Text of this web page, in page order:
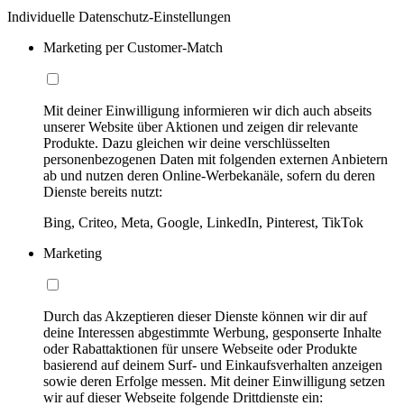
Individuelle Datenschutz-Einstellungen
Marketing per Customer-Match
Mit deiner Einwilligung informieren wir dich auch abseits
unserer Website über Aktionen und zeigen dir relevante
Produkte. Dazu gleichen wir deine verschlüsselten
personenbezogenen Daten mit folgenden externen Anbietern
ab und nutzen deren Online-Werbekanäle, sofern du deren
Dienste bereits nutzt:
Bing, Criteo, Meta, Google, LinkedIn, Pinterest, TikTok
Marketing
Durch das Akzeptieren dieser Dienste können wir dir auf
deine Interessen abgestimmte Werbung, gesponserte Inhalte
oder Rabattaktionen für unsere Webseite oder Produkte
basierend auf deinem Surf- und Einkaufsverhalten anzeigen
sowie deren Erfolge messen. Mit deiner Einwilligung setzen
wir auf dieser Webseite folgende Drittdienste ein: